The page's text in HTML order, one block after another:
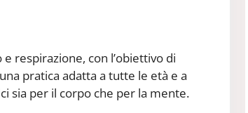
respirazione, con l’obiettivo di
pratica adatta a tutte le età e a
sia per il corpo che per la mente.